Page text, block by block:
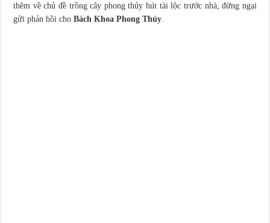
thêm về chủ đề trồng cây phong thủy hút tài lộc trước nhà, đừng ngại
gửi phản hồi choBách Khoa Phong Thủy